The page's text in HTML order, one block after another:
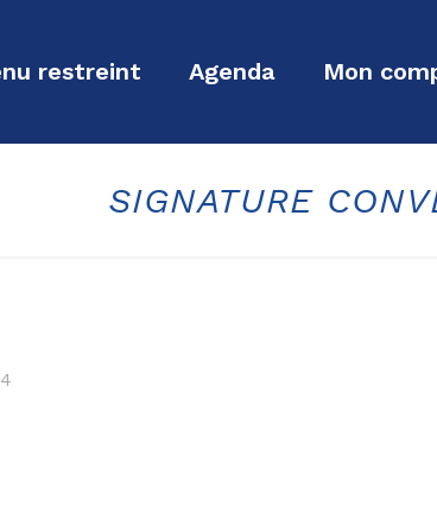
restreint Agenda Mon
SIGNATURE